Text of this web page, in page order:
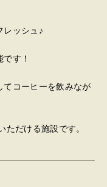
レッシュ♪
す！
てコーヒーを飲みなが
だける施設です。